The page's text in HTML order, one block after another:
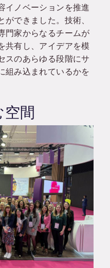
イノベーションを推進
ができました。技術、
門家からなるチームが
共有し、アイデアを模
スのあらゆる段階にサ
組み込まれているかを
間